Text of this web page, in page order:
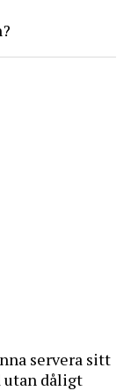
servera sitt
utan dåligt